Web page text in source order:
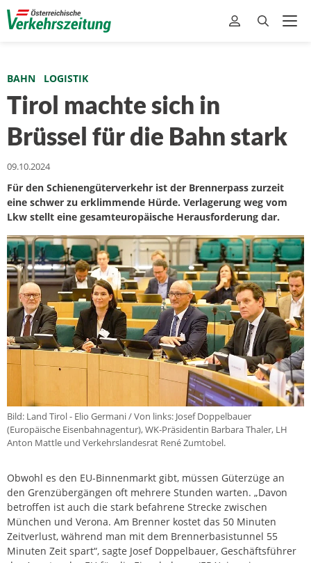
BAHN LOGISTIK
Tirol machte sich in
Brüssel für die Bahn stark
09.10.2024
Für den Schienengüterverkehr ist der Brennerpass zurzeit
eine schwer zu erklimmende Hürde. Verlagerung weg vom
Lkw stellt eine gesamteuropäische Herausforderung dar.
Bild: Land Tirol - Elio Germani / Von links: Josef Doppelbauer
(Europäische Eisenbahnagentur), WK-Präsidentin Barbara Thaler, LH
Anton Mattle und Verkehrslandesrat René Zumtobel.
Obwohl es den EU-Binnenmarkt gibt, müssen Güterzüge an
den Grenzübergängen oft mehrere Stunden warten. „Davon
betroffen ist auch die stark befahrene Strecke zwischen
München und Verona. Am Brenner kostet das 50 Minuten
Zeitverlust, während man mit dem Brennerbasistunnel 55
Minuten Zeit spart“, sagte Josef Doppelbauer, Geschäftsführer